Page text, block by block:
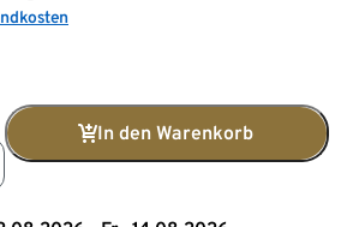
In den Warenkorb